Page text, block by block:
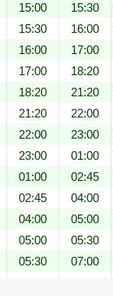
15:00
15:30
15:30
16:00
16:00
17:00
17:00
18:20
18:20
21:20
21:20
22:00
22:00
23:00
23:00
01:00
01:00
02:45
02:45
04:00
04:00
05:00
05:00
05:30
05:30
07:00